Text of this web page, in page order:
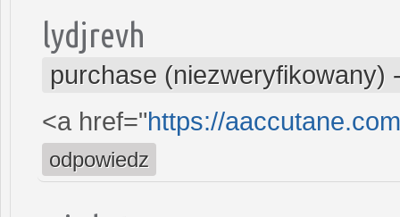
lydjrevh
purchase (niezweryfikowany)
<a href="https://
odpowiedz